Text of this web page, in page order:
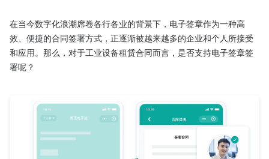
在当今数字化浪潮席卷各行各业的背景下，电子签章作为一种高
效、便捷的合同签署方式，正逐渐被越来越多的企业和个人所接受
和应用。那么，对于工业设备租赁合同而言，是否支持电子签章签
署呢？